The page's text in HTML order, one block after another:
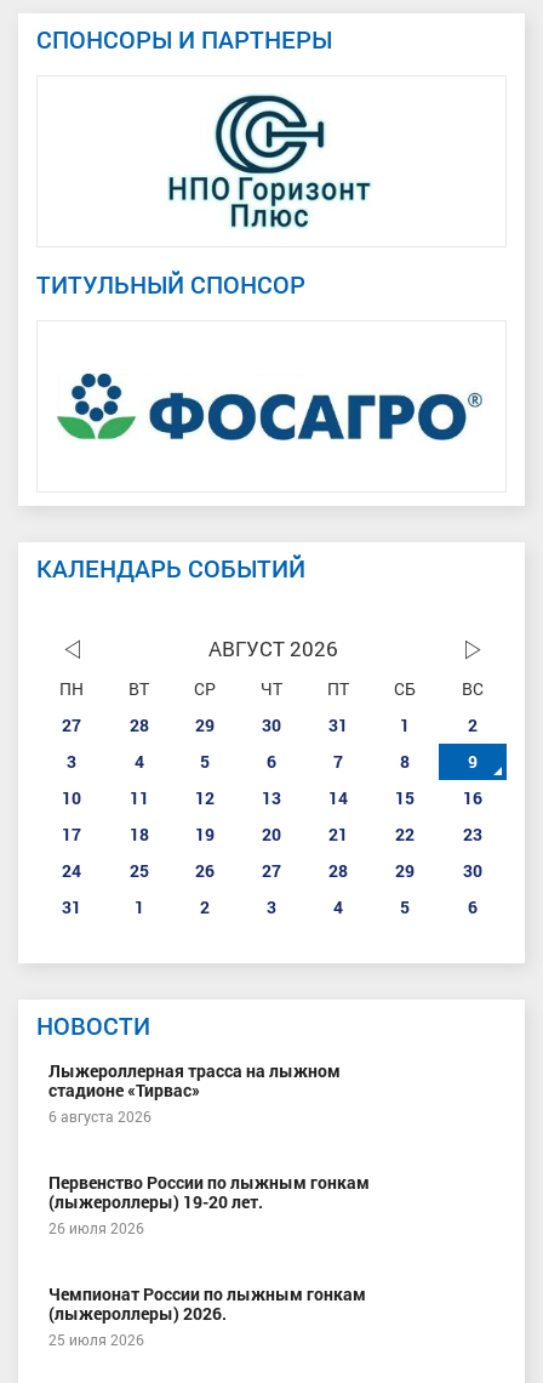
СПОНСОРЫ И ПАРТНЕРЫ
ТИТУЛЬНЫЙ СПОНСОР
КАЛЕНДАРЬ СОБЫТИЙ
АВГУСТ 2026
ПН ВТ СР ЧТ ПТ СБ
ВС
27
28 29 30 31 1
2
3
4 5 6 7 8
9
10
11 12 13 14 15
16
17
18 19 20 21 22
23
24
25 26 27 28 29
30
31
1 2 3 4 5 6
НОВОСТИ
Лыжероллерная трасса на лыжном
стадионе «Тирвас»
6 августа 2026
Первенство России по лыжным гонкам
(лыжероллеры) 19-20 лет.
26 июля 2026
Чемпионат России по лыжным гонкам
(лыжероллеры) 2026.
25 июля 2026